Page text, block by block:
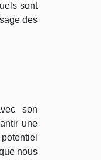
sont
des
son
une
nous